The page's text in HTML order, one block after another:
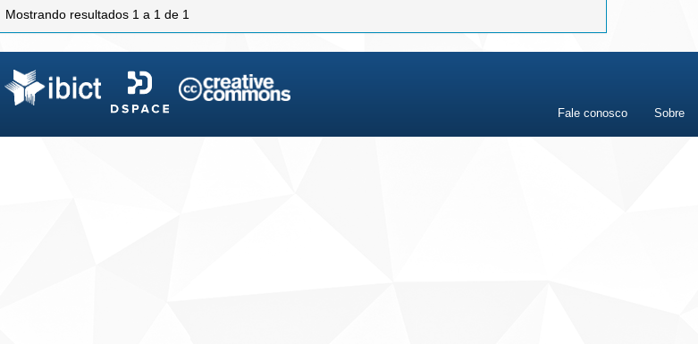
Mostrando resultados 1 a 1 de 1
Fale conosco Sobre